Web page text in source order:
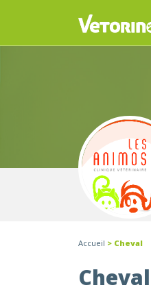
Accueil > Cheval
Cheval